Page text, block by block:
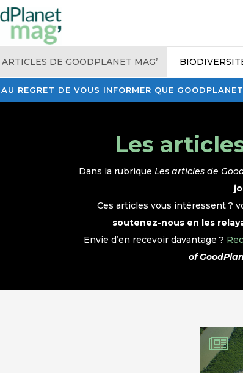
REGRET DE VOUS INFORMER QUE
ARTICLES DE GOODPLANET MAG’
Les
Dans la rubriqueLes articles de
Ces articles vous intéressent ?
soutenez-nous en les
Envie d’en recevoir davantage ?
of